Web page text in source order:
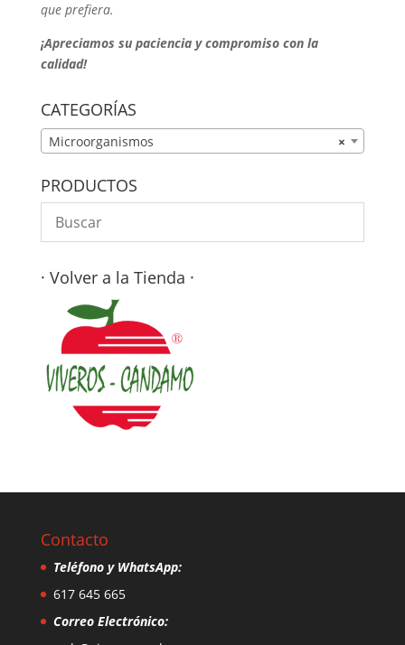
que prefiera.
¡Apreciamos su paciencia y compromiso con la
calidad!
CATEGORÍAS
×
Microorganismos
PRODUCTOS
· Volver a la Tienda ·
Contacto
Teléfono y WhatsApp:
617 645 665
Correo Electrónico: